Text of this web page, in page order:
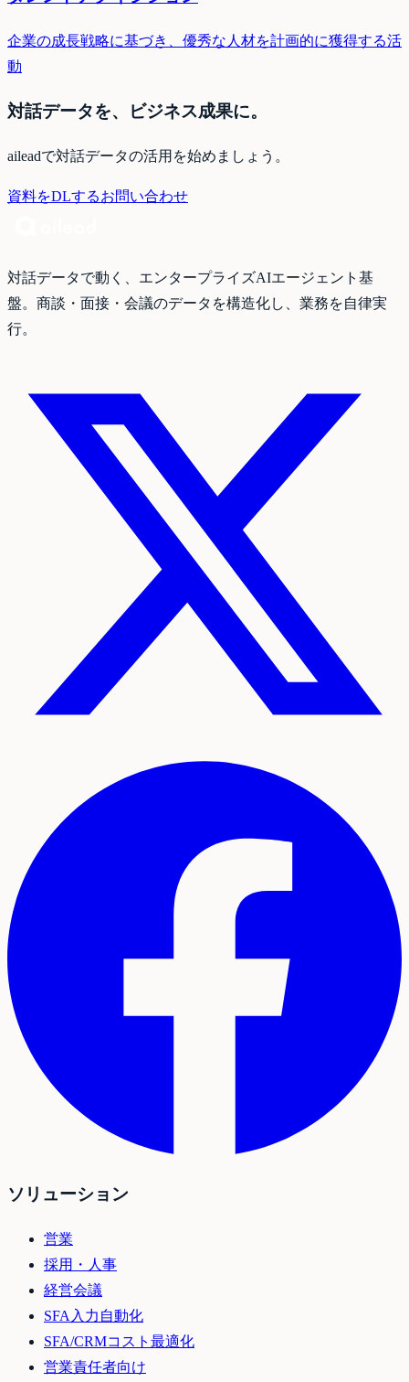
企業の成長戦略に基づき、優秀な人材を計画的に獲得する活
動
対話データを、ビジネス成果に。
aileadで対話データの活用を始めましょう。
資料をDLするお問い合わせ
対話データで動く、エンタープライズAIエージェント基
盤。商談・面接・会議のデータを構造化し、業務を自律実
行。
ソリューション
営業
採用・人事
経営会議
SFA入力自動化
SFA/CRMコスト最適化
営業責任者向け